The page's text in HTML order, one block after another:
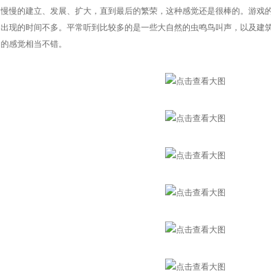
慢慢的建立、发展、扩大，直到最后的繁荣，这种感觉还是很棒的。游戏
出现的时间不多。平常听到比较多的是一些大自然的虫鸣鸟叫声，以及建
的感觉相当不错。